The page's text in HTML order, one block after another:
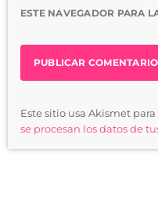
ESTE NAVEGADOR PARA
Este sitio usa Akismet
se procesan los datos de